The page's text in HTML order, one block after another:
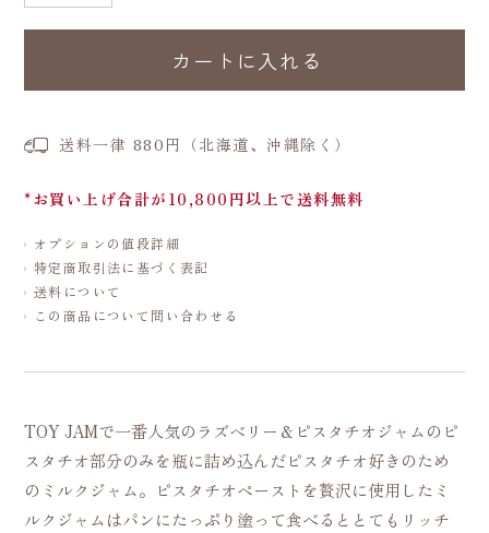
カートに入れる
送料一律 880円（北海道、沖縄除く）
*お買い上げ合計が10,800円以上で送料無料
オプションの値段詳細
特定商取引法に基づく表記
送料について
この商品について問い合わせる
TOY JAMで一番人気のラズベリー＆ピスタチオジャムのピ
スタチオ部分のみを瓶に詰め込んだピスタチオ好きのため
のミルクジャム。ピスタチオペーストを贅沢に使用したミ
ルクジャムはパンにたっぷり塗って食べるととてもリッチ